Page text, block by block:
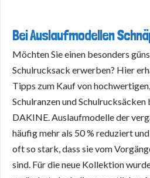
Bei Auslaufmodellen
Möchten Sie einen besonders
Schulrucksack erwerben? Hier
Tipps zum Kauf von
Schulranzen und
DAKINE. Auslaufmodelle der
häufig mehr als 50 % reduziert
oft so stark, dass sie vom
sind. Für die neue Kollektion